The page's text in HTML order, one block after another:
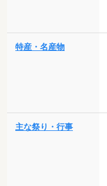
特産・名産物
主な祭り・行事